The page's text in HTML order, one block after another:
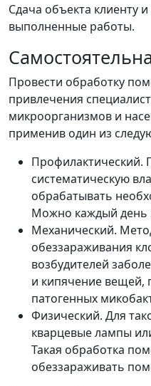
Сдача объекта клиенту
выполненные работы.
Провести обработку
привлечения
микроорганизмов и
применив один из
Профилактический.
систематическую
обрабатывать
Можно каждый день
Механический.
обеззараживания
возбудителей
и кипячение вещей,
патогенных
Физический. Для
кварцевые лампы
Такая обработка
обеззараживать